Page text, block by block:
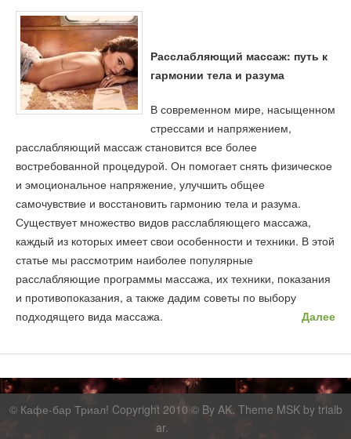
Расслабляющий массаж: путь к
гармонии тела и разума
В современном мире, насыщенном
стрессами и напряжением,
расслабляющий массаж становится все более
востребованной процедурой. Он помогает снять физическое
и эмоциональное напряжение, улучшить общее
самочувствие и восстановить гармонию тела и разума.
Существует множество видов расслабляющего массажа,
каждый из которых имеет свои особенности и техники. В этой
статье мы рассмотрим наиболее популярные
расслабляющие программы массажа, их техники, показания
и противопоказания, а также дадим советы по выбору
подходящего вида массажа.
Далее
© Кафе-бар Триал! Copyright 2010 © By AK. Theme MSK by trialb
ar.